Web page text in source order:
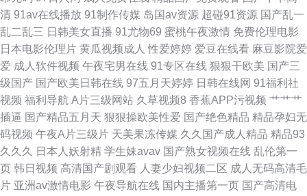
页网站 91视频中文网 男人天堂1999 91黄色小视屏 黄色人人操B 在线观看
AV福利网 久久海角91 91精液国产视频 青青操社区 91拍拍拍在线 殴美色图3
91丝袜一区 日本加勒比A网 91熟妇在线视频 欧美熟女二区 91一起操 91成人
的短片的小视频 精品福利社 91爆操黑丝美女 精品少妇导航 影音先锋丝袜资
源91 东京热一本道免费网站 午夜国产95 av不卡在线电影网 日韩3级电影在
清 91av在线播放 91制作传媒 岛国av资源 超碰91资源 国产乱一
乱二乱三 日韩美女直播 91尤物69 蜜桃午夜激情 免费伦理电影
日本电影伦理片 黄瓜视频成人 性爱婷婷 爱豆在线看 麻豆影院爱
爱 成人软件视频 午夜宅男在线 91专区在线 狠狠干欧美 国产三
级国产 国产欧美日韩在线 97五月天婷婷 日韩在线网 91福利社
视频 福利导航 A片三级网站 久草视频8 香蕉APP污视频 艹艹艹
插逼 国产精品五月天 狠狠操欧美性爱 国产绝色精品 精品孕妇无
码视频 午夜A片三级片 天美果冻传媒 久久国产成人精品 精品93
久久久
日本人妖射精 学生妹avav 国产熟女视频在线 乱伦第一
页 韩日视频 高清国产剧观看 人妻少妇视频二区 成人无码高清毛
片 亚洲av激情电影 午夜导航在线 国内主播第一页 国产高清电